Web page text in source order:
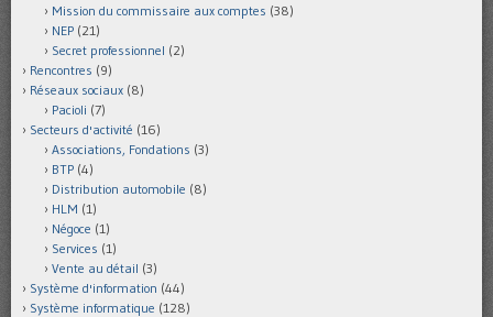
Mission du commissaire aux comptes (38)
NEP (21)
Secret professionnel (2)
Rencontres (9)
Réseaux sociaux (8)
Pacioli (7)
Secteurs d'activité (16)
Associations, Fondations (3)
BTP (4)
Distribution automobile (8)
HLM (1)
Négoce (1)
Services (1)
Vente au détail (3)
Système d'information (44)
Système informatique (128)